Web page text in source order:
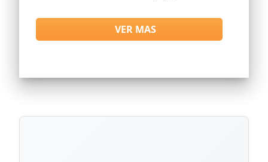
VER MAS